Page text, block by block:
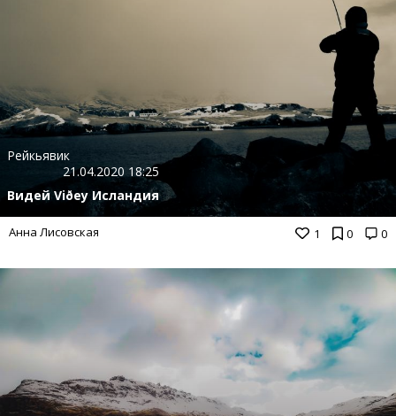
1 0 0
Рейкьявик
21.04.2020 18:25
Видей Viðey Исландия
Анна Лисовская